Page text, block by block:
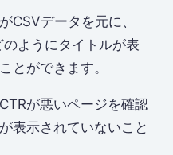
CSVデータを元に、
ようにタイトルが表
とができます。
が悪いページを確認
表示されていないこと